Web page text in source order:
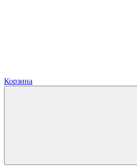
Корзина